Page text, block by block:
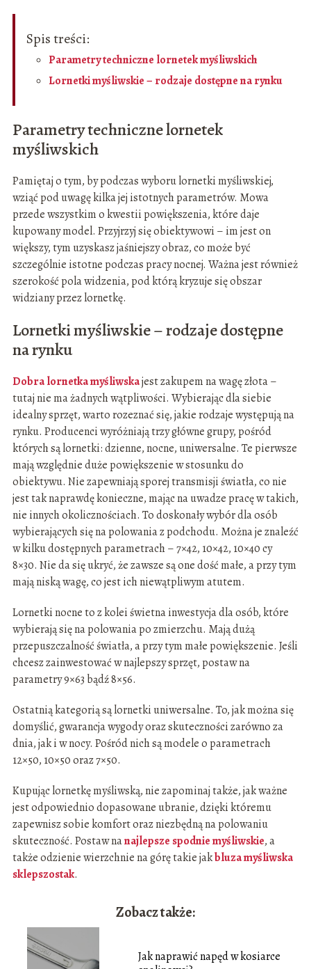
Spis treści:
Parametry techniczne lornetek myśliwskich
Lornetki myśliwskie – rodzaje dostępne na rynku
Parametry techniczne lornetek
myśliwskich
Pamiętaj o tym, by podczas wyboru lornetki myśliwskiej,
wziąć pod uwagę kilka jej istotnych parametrów. Mowa
przede wszystkim o kwestii powiększenia, które daje
kupowany model. Przyjrzyj się obiektywowi – im jest on
większy, tym uzyskasz jaśniejszy obraz, co może być
szczególnie istotne podczas pracy nocnej. Ważna jest również
szerokość pola widzenia, pod którą kryzuje się obszar
widziany przez lornetkę.
Lornetki myśliwskie – rodzaje dostępne
na rynku
Dobra lornetka myśliwskajest zakupem na wagę złota –
tutaj nie ma żadnych wątpliwości. Wybierając dla siebie
idealny sprzęt, warto rozeznać się, jakie rodzaje występują na
rynku. Producenci wyróżniają trzy główne grupy, pośród
których są lornetki: dzienne, nocne, uniwersalne. Te pierwsze
mają względnie duże powiększenie w stosunku do
obiektywu. Nie zapewniają sporej transmisji światła, co nie
jest tak naprawdę konieczne, mając na uwadze pracę w takich,
nie innych okolicznościach. To doskonały wybór dla osób
wybierających się na polowania z podchodu. Można je znaleźć
w kilku dostępnych parametrach – 7×42, 10×42, 10×40 cy
8×30. Nie da się ukryć, że zawsze są one dość małe, a przy tym
mają niską wagę, co jest ich niewątpliwym atutem.
Lornetki nocne to z kolei świetna inwestycja dla osób, które
wybierają się na polowania po zmierzchu. Mają dużą
przepuszczalność światła, a przy tym małe powiększenie. Jeśli
chcesz zainwestować w najlepszy sprzęt, postaw na
parametry 9×63 bądź 8×56.
Ostatnią kategorią są lornetki uniwersalne. To, jak można się
domyślić, gwarancja wygody oraz skuteczności zarówno za
dnia, jak i w nocy. Pośród nich są modele o parametrach
12×50, 10×50 oraz 7×50.
Kupując lornetkę myśliwską, nie zapominaj także, jak ważne
jest odpowiednio dopasowane ubranie, dzięki któremu
zapewnisz sobie komfort oraz niezbędną na polowaniu
skuteczność. Postaw nanajlepsze spodnie myśliwskie, a
także odzienie wierzchnie na górę takie jakbluza myśliwska
sklepszostak.
Zobacz także:
Jak naprawić napęd w kosiarce